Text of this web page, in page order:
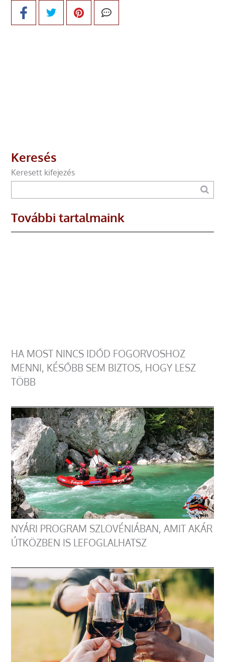
Keresés
Keresett kifejezés
További tartalmaink
HA MOST NINCS IDŐD FOGORVOSHOZ
MENNI, KÉSŐBB SEM BIZTOS, HOGY LESZ
TÖBB
NYÁRI PROGRAM SZLOVÉNIÁBAN, AMIT AKÁR
ÚTKÖZBEN IS LEFOGLALHATSZ